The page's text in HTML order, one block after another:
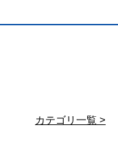
カテゴリ一覧 >